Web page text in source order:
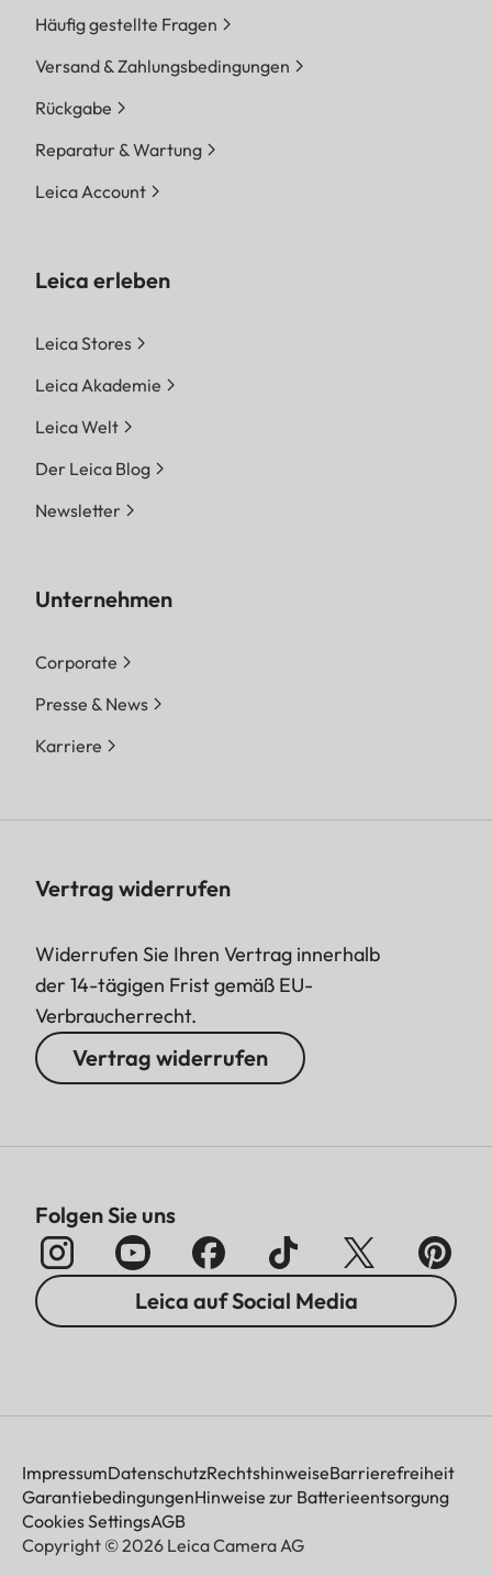
Häufig gestellte Fragen
Versand & Zahlungsbedingungen
Rückgabe
Reparatur & Wartung
Leica Account
Leica erleben
Leica Stores
Leica Akademie
Leica Welt
Der Leica Blog
Newsletter
Unternehmen
Corporate
Presse & News
Karriere
Vertrag widerrufen
Widerrufen Sie Ihren Vertrag innerhalb
der 14-tägigen Frist gemäß EU-
Verbraucherrecht.
Vertrag widerrufen
Folgen Sie uns
Leica auf Social Media
ImpressumDatenschutzRechtshinweiseBarrierefreiheit
GarantiebedingungenHinweise zur Batterieentsorgung
Cookies SettingsAGB
Copyright © 2026 Leica Camera AG